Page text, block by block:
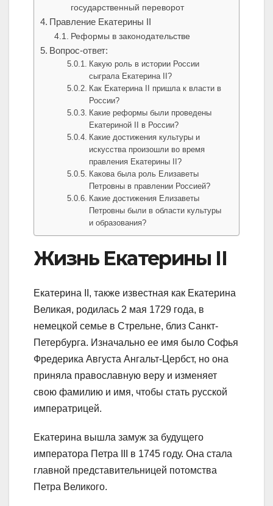
государственный переворот
Правление Екатерины II
Реформы в законодательстве
Вопрос-ответ:
Какую роль в истории России
сыграла Екатерина II?
Как Екатерина II пришла к власти в
России?
Какие реформы были проведены
Екатериной II в России?
Какие достижения культуры и
искусства произошли во время
правления Екатерины II?
Какова была роль Елизаветы
Петровны в правлении Россией?
Какие достижения Елизаветы
Петровны были в области культуры
и образования?
Жизнь Екатерины II
Екатерина II, также известная как Екатерина
Великая, родилась 2 мая 1729 года, в
немецкой семье в Стрельне, близ Санкт-
Петербурга. Изначально ее имя было Софья
Фредерика Августа Ангальт-Цербст, но она
приняла православную веру и изменяет
свою фамилию и имя, чтобы стать русской
императрицей.
Екатерина вышла замуж за будущего
императора Петра III в 1745 году. Она стала
главной представительницей потомства
Петра Великого.